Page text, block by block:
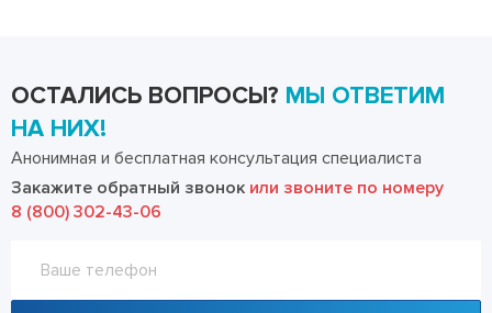
ОСТАЛИСЬ ВОПРОСЫ? МЫ ОТВЕТИМ
НА НИХ!
Анонимная и бесплатная консультация специалиста
Закажите обратный звонок или звоните по номеру
8 (800) 302-43-06